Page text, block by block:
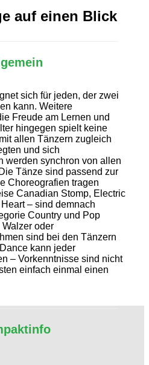
auf einen Blick
sich für jeden, der zwei
kann. Weitere
Freude am Lernen und
hingegen spielt keine
allen Tänzern zugleich
und sich
werden synchron von allen
Tänze sind passend zur
Choreografien tragen
Canadian Stomp, Electric
– sind demnach
Country und Pop
oder
sind bei den Tänzern
kann jeder
– Vorkenntnisse sind nicht
einfach einmal einen